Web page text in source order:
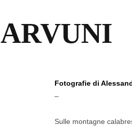
Fotografie di
–
Sulle montagne